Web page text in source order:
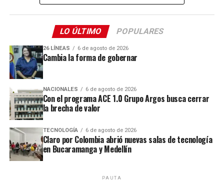
LO ÚLTIMO POPULARES
26 LÍNEAS 6 de agosto de 2026
Cambia la forma de gobernar
NACIONALES 6 de agosto de 2026
Con el programa ACE 1.0 Grupo Argos busca cerrar
la brecha de valor
TECNOLOGÍA 6 de agosto de 2026
Claro por Colombia abrió nuevas salas de tecnología
en Bucaramanga y Medellín
PAUTA